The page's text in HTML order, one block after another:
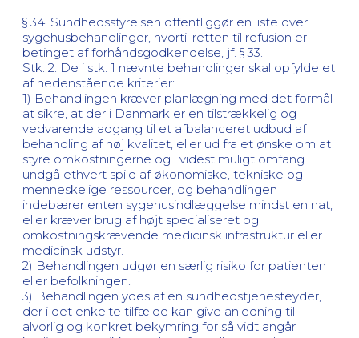
§ 34. Sundhedsstyrelsen offentliggør en liste over
sygehusbehandlinger, hvortil retten til refusion er
betinget af forhåndsgodkendelse, jf. § 33.
Stk. 2. De i stk. 1 nævnte behandlinger skal opfylde et
af nedenstående kriterier:
1) Behandlingen kræver planlægning med det formål
at sikre, at der i Danmark er en tilstrækkelig og
vedvarende adgang til et afbalanceret udbud af
behandling af høj kvalitet, eller ud fra et ønske om at
styre omkostningerne og i videst muligt omfang
undgå ethvert spild af økonomiske, tekniske og
menneskelige ressourcer, og behandlingen
indebærer enten sygehusindlæggelse mindst en nat,
eller kræver brug af højt specialiseret og
omkostningskrævende medicinsk infrastruktur eller
medicinsk udstyr.
2) Behandlingen udgør en særlig risiko for patienten
eller befolkningen.
3) Behandlingen ydes af en sundhedstjenesteyder,
der i det enkelte tilfælde kan give anledning til
alvorlig og konkret bekymring for så vidt angår